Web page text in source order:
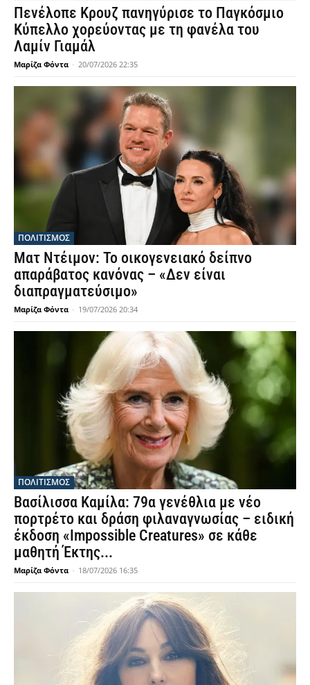
Πενέλοπε Κρουζ πανηγύρισε το Παγκόσμιο
Κύπελλο χορεύοντας με τη φανέλα του
Λαμίν Γιαμάλ
Μαρίζα Φόντα - 20/07/2026 22:35
ΠΟΛΙΤΙΣΜΟΣ
Ματ Ντέιμον: Το οικογενειακό δείπνο
απαράβατος κανόνας – «Δεν είναι
διαπραγματεύσιμο»
Μαρίζα Φόντα - 19/07/2026 20:34
ΠΟΛΙΤΙΣΜΟΣ
Βασίλισσα Καμίλα: 79α γενέθλια με νέο
πορτρέτο και δράση φιλαναγνωσίας – ειδική
έκδοση «Impossible Creatures» σε κάθε
μαθητή Έκτης...
Μαρίζα Φόντα - 18/07/2026 16:35